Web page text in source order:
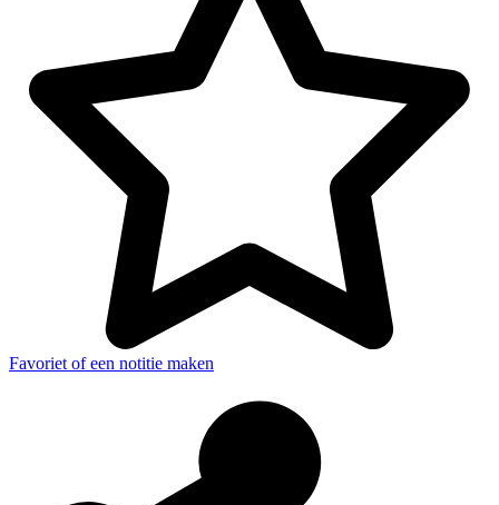
Favoriet of een notitie maken